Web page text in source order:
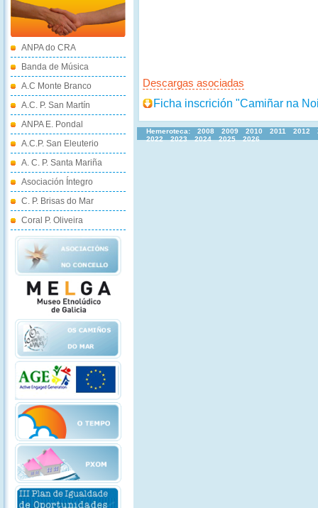
ANPA do CRA
Banda de Música
A.C Monte Branco
A.C. P. San Martín
ANPA E. Pondal
A.C.P. San Eleuterio
A. C. P. Santa Mariña
Asociación Íntegro
C. P. Brisas do Mar
Coral P. Oliveira
Descargas asociadas
Ficha inscrición "Camiñar na
Hemeroteca: 2008 2009 2010 2011 2012
2022
2023 2024 2025 2026